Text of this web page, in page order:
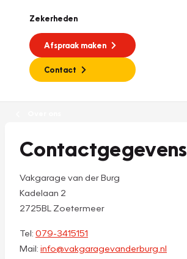
Zekerheden
Afspraak maken
Contact
Contactgegevens
Vakgarage van der Burg
Kadelaan 2
2725BL Zoetermeer
Tel: 079-3415151
Mail: info@vakgaragevanderburg.nl